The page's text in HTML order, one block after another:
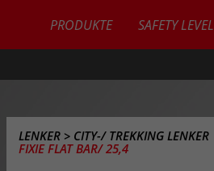
PRODUKTE SAFETY LEVEL
LENKER > CITY-/ TREKKING LENKER
FIXIE FLAT BAR/ 25,4